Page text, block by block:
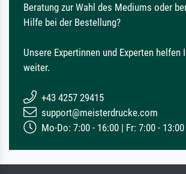
Beratung zur Wahl des Mediums oder
Hilfe bei der Bestellung?
Unsere Expertinnen und Experten helfen
weiter.
+43 4257 29415
support@meisterdrucke.com
Mo-Do: 7:00 - 16:00 | Fr: 7:00 - 13:00